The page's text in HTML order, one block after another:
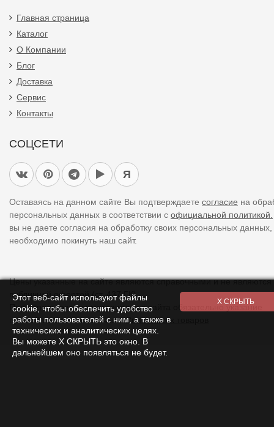
Главная страница
Каталог
О Компании
Блог
Доставка
Сервис
Контакты
СОЦСЕТИ
Я
Оставаясь на данном сайте Вы подтверждаете согласие на
персональных данных в соответствии с официальной политикой.
вы не даете согласия на обработку своих персональных
необходимо покинуть наш сайт.
Цены указанные на сайте являются справочными и не являются
публичной офертой (ст. 437 ГК).
При использованииматериаловс сайта обязательно указание
прямой ссылки на источник.Список всех товаров
Этот веб-сайт используют файлы
cookie, чтобы обеспечить удобство
работы пользователей с ним, а также в
технических и аналитических целях.
Вы можете Х СКРЫТЬ это окно. В
дальнейшем оно появляться не будет.